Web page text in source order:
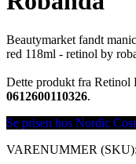
Beautymarket fandt
red 118ml - retinol by
Dette produkt fra Retinol
0612600110326.
Se prisen hos Nordic
VARENUMMER (SKU):